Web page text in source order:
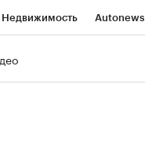
Недвижимость Autonews